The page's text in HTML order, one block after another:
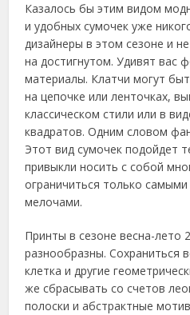
Казалось бы этим видом
и удобных сумочек уже
дизайнеры в этом сезоне и
на достигнутом. Удивят вас
материалы. Клатчи могут
на цепочке или ленточках,
классическом стили или в
квадратов. Одним словом
Этот вид сумочек подойдет
привыкли носить с собой
ограничиться только
мелочами.
Принты в сезоне весна-лето
разнообразны. Сохраниться
клетка и другие
же сбрасывать со счетов
полоски и абстрактные